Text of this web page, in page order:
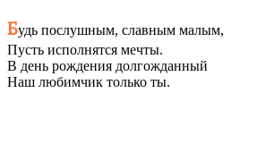
Будь послушным, славным малым,
Пусть исполнятся мечты.
В день рождения долгожданный
Наш любимчик только ты.